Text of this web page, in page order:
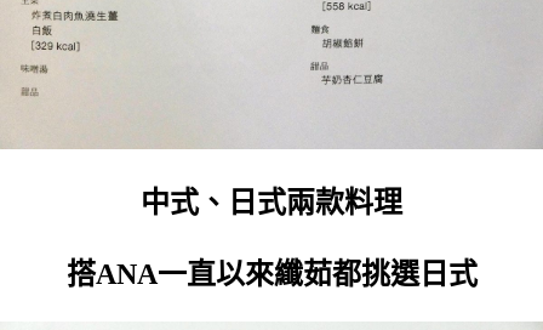
中式、日式兩款料理
搭ANA一直以來纖茹都挑選日式